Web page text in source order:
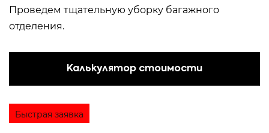
Проведем тщательную уборку багажного
отделения.
Калькулятор стоимости
Быстрая заявка